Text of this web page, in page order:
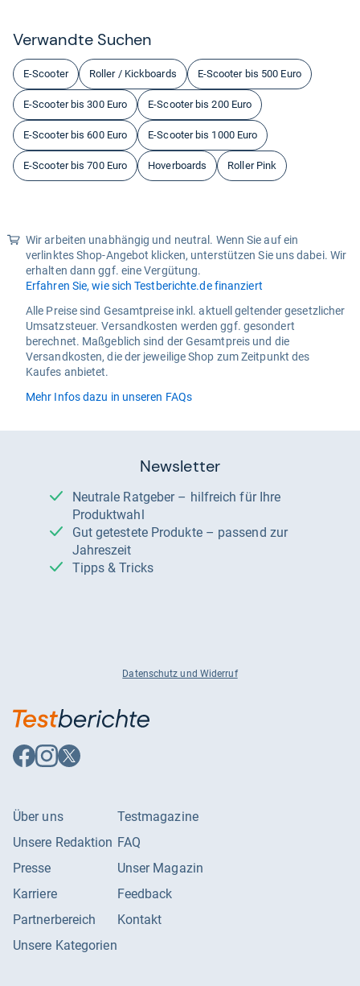
Ver­wandte Suchen
E-Scooter Roller / Kickboards E-Scooter bis 500 Euro
E-Scooter bis 300 Euro E-Scooter bis 200 Euro
E-Scooter bis 600 Euro E-Scooter bis 1000 Euro
E-Scooter bis 700 Euro Hoverboards Roller Pink
Wir arbeiten unabhängig und neutral. Wenn Sie auf ein
verlinktes Shop-Angebot klicken, unterstützen Sie uns dabei. Wir
erhalten dann ggf. eine Vergütung.
Erfahren Sie, wie sich Testberichte.de finanziert
Alle Preise sind Gesamtpreise inkl. aktuell geltender gesetzlicher
Umsatzsteuer. Versandkosten werden ggf. gesondert
berechnet. Maßgeblich sind der Gesamtpreis und die
Versandkosten, die der jeweilige Shop zum Zeitpunkt des
Kaufes anbietet.
Mehr Infos dazu in unseren FAQs
Newsletter
Neutrale Ratgeber – hilfreich für Ihre
Produktwahl
Gut getestete Produkte – passend zur
Jahreszeit
Tipps & Tricks
Datenschutz und Widerruf
Auf
Facebook
Auf
Instagram
Auf
X
Über uns
Unsere Redaktion
Presse
Karriere
Partnerbereich
Unsere Kategorien
Testmagazine
FAQ
Unser Magazin
Feedback
Kontakt